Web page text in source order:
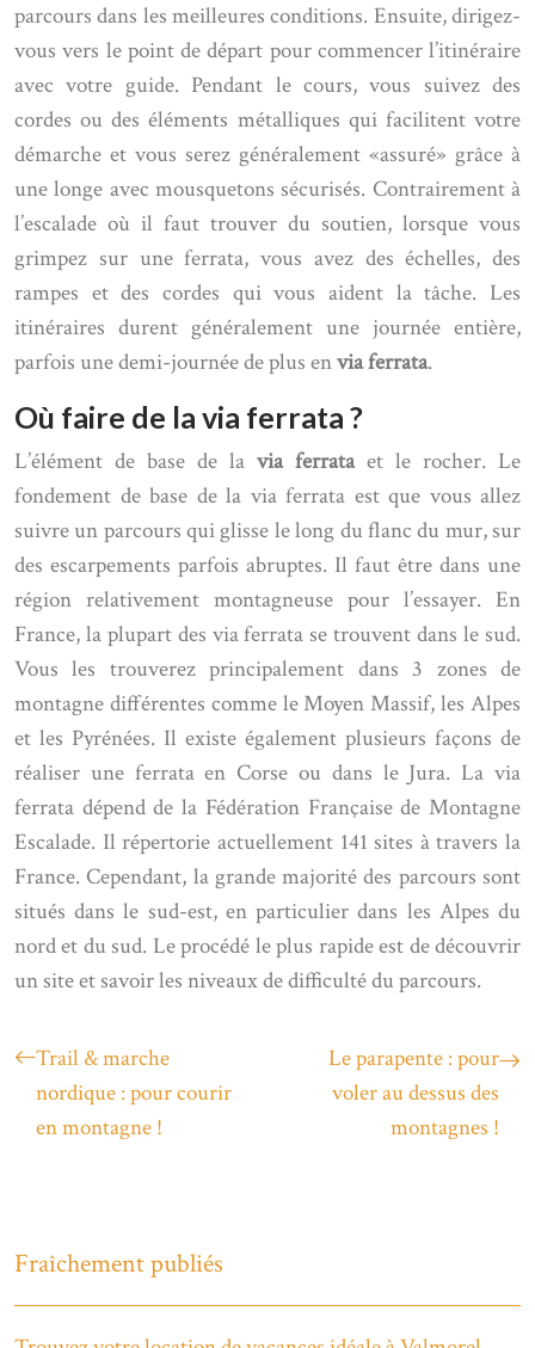
parcours dans les meilleures conditions. Ensuite, dirigez-
vous vers le point de départ pour commencer l’itinéraire
avec votre guide. Pendant le cours, vous suivez des
cordes ou des éléments métalliques qui facilitent votre
démarche et vous serez généralement «assuré» grâce à
une longe avec mousquetons sécurisés. Contrairement à
l’escalade où il faut trouver du soutien, lorsque vous
grimpez sur une ferrata, vous avez des échelles, des
rampes et des cordes qui vous aident la tâche. Les
itinéraires durent généralement une journée entière,
parfois une demi-journée de plus envia ferrata.
Où faire de la via ferrata ?
L’élément de base de la via ferrataet le rocher. Le
fondement de base de la via ferrata est que vous allez
suivre un parcours qui glisse le long du flanc du mur, sur
des escarpements parfois abruptes. Il faut être dans une
région relativement montagneuse pour l’essayer. En
France, la plupart des via ferrata se trouvent dans le sud.
Vous les trouverez principalement dans 3 zones de
montagne différentes comme le Moyen Massif, les Alpes
et les Pyrénées. Il existe également plusieurs façons de
réaliser une ferrata en Corse ou dans le Jura. La via
ferrata dépend de la Fédération Française de Montagne
Escalade. Il répertorie actuellement 141 sites à travers la
France. Cependant, la grande majorité des parcours sont
situés dans le sud-est, en particulier dans les Alpes du
nord et du sud. Le procédé le plus rapide est de découvrir
un site et savoir les niveaux de difficulté du parcours.
Trail & marche
nordique : pour courir
en montagne !
Le parapente : pour
voler au dessus des
montagnes !
Fraîchement publiés